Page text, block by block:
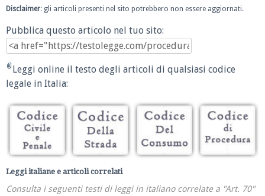
Disclaimer: gli articoli presenti nel sito potrebbero non essere aggiornati.
Pubblica questo articolo nel tuo sito:
Leggi online il testo degli articoli di qualsiasi codice
legale in Italia:
Leggi italiane e articoli correlati
Consulta i seguenti testi di leggi in italiano correlate a "Art. 70"